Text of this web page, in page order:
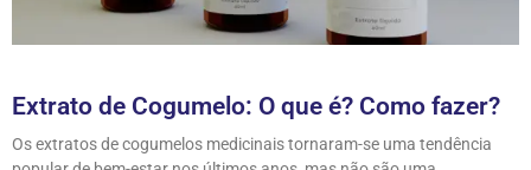
Extrato de Cogumelo: O que é? Como fazer?
Os extratos de cogumelos medicinais tornaram-se uma tendência